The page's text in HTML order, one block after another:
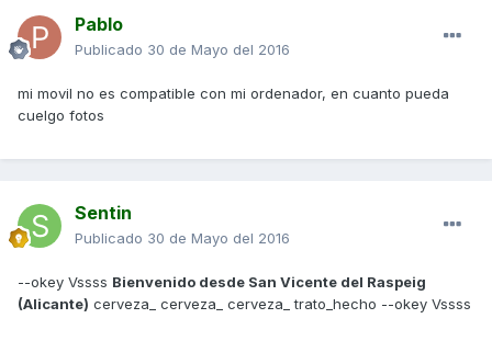
Pablo
Publicado 30 de Mayo del 2016
mi movil no es compatible con mi ordenador, en cuanto pueda
cuelgo fotos
Sentin
Publicado 30 de Mayo del 2016
--okey Vssss Bienvenido desde San Vicente del Raspeig
(Alicante) cerveza_ cerveza_ cerveza_ trato_hecho --okey Vssss